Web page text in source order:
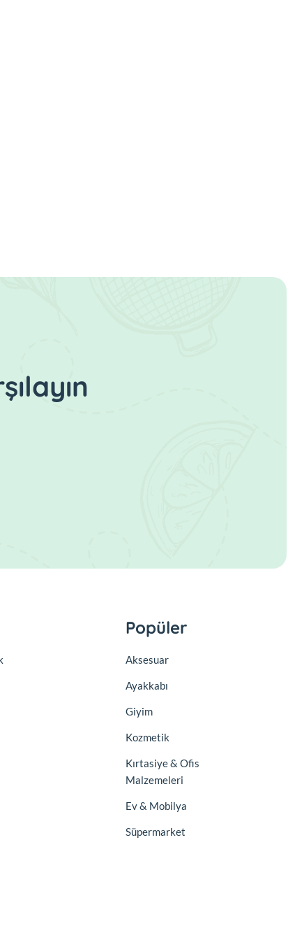
Popüler
Aksesuar
Ayakkabı
Giyim
Kozmetik
Kırtasiye & Ofis
Malzemeleri
Ev & Mobilya
Süpermarket